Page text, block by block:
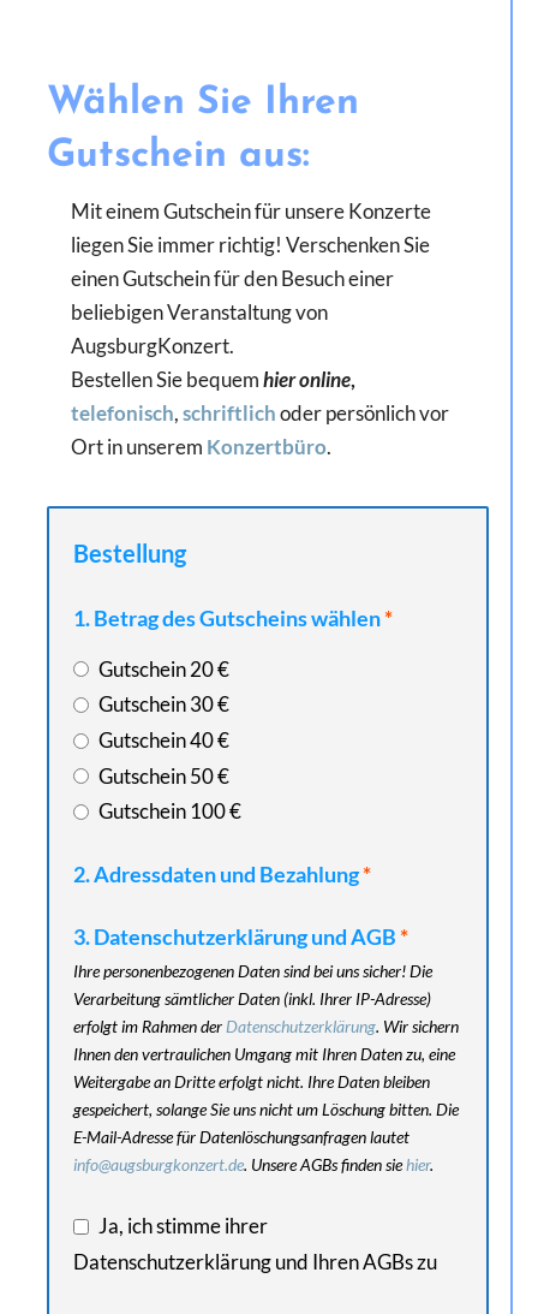
Wählen Sie Ihren
Gutschein aus:
Mit einem Gutschein für unsere Konzerte
liegen Sie immer richtig! Verschenken Sie
einen Gutschein für den Besuch einer
beliebigen Veranstaltung von
AugsburgKonzert.
Bestellen Sie bequemhier online,
telefonisch,schriftlichoder persönlich vor
Ort in unserem Konzertbüro.
Bestellung
1. Betrag des Gutscheins wählen*
Gutschein 20 €
Gutschein 30 €
Gutschein 40 €
Gutschein 50 €
Gutschein 100 €
2. Adressdaten und Bezahlung*
3. Datenschutzerklärung und AGB*
Ihre personenbezogenen Daten sind bei uns sicher! Die
Verarbeitung sämtlicher Daten (inkl. Ihrer IP-Adresse)
erfolgt im Rahmen derDatenschutzerklärung. Wir sichern
Ihnen den vertraulichen Umgang mit Ihren Daten zu, eine
Weitergabe an Dritte erfolgt nicht. Ihre Daten bleiben
gespeichert, solange Sie uns nicht um Löschung bitten. Die
E-Mail-Adresse für Datenlöschungsanfragen lautet
info@augsburgkonzert.de. Unsere AGBs finden siehier.
Ja, ich stimme ihrer
Datenschutzerklärung und Ihren AGBs zu